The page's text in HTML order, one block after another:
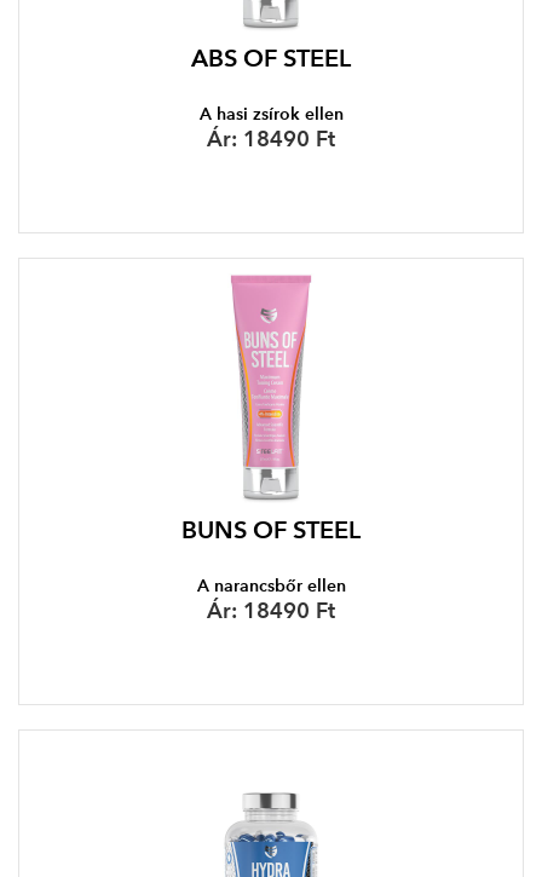
ABS OF STEEL
A hasi zsírok ellen
Ár: 18490 Ft
BUNS OF STEEL
A narancsbőr ellen
Ár: 18490 Ft